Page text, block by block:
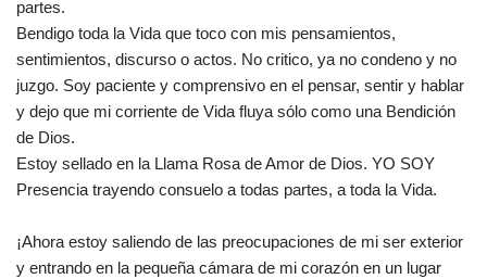
partes.
Bendigo toda la Vida que toco con mis pensamientos,
sentimientos, discurso o actos. No critico, ya no condeno y no
juzgo. Soy paciente y comprensivo en el pensar, sentir y hablar
y dejo que mi corriente de Vida fluya sólo como una Bendición
de Dios.
Estoy sellado en la Llama Rosa de Amor de Dios. YO SOY
Presencia trayendo consuelo a todas partes, a toda la Vida.
¡Ahora estoy saliendo de las preocupaciones de mi ser exterior
y entrando en la pequeña cámara de mi corazón en un lugar